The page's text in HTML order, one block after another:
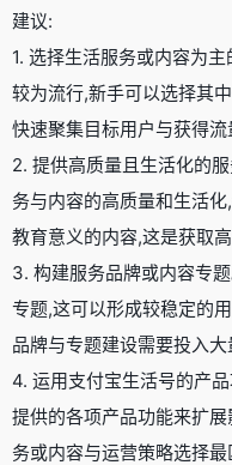
建议:
1. 选择生活服务或内容为
较为流行,新手可以选择其
快速聚集目标用户与获得流
2. 提供高质量且生活化的
务与内容的高质量和生活
教育意义的内容,这是获取
3. 构建服务品牌或内容专
专题,这可以形成较稳定的
品牌与专题建设需要投入大
4. 运用支付宝生活号的产
提供的各项产品功能来扩
务或内容与运营策略选择